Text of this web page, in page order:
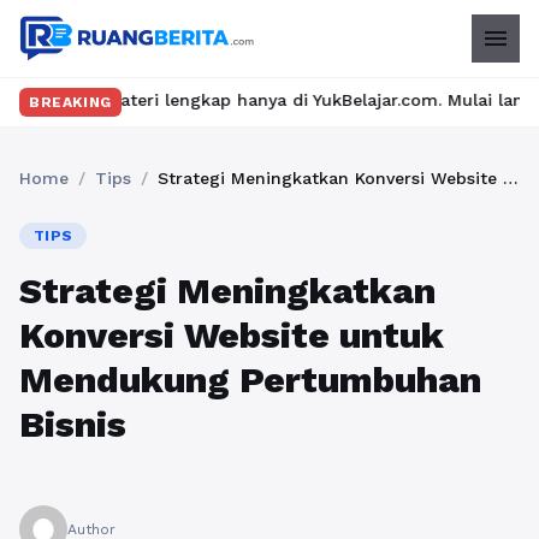
menu
BREAKINGhanya di YukBelajar.com. Mulai langkah suksesmu
Home / Tips / Strategi Meningkatkan Konversi Website untuk Mendukung Pertumbuhan Bisnis
TIPS
Strategi Meningkatkan
Konversi Website untuk
Mendukung Pertumbuhan
Bisnis
Author